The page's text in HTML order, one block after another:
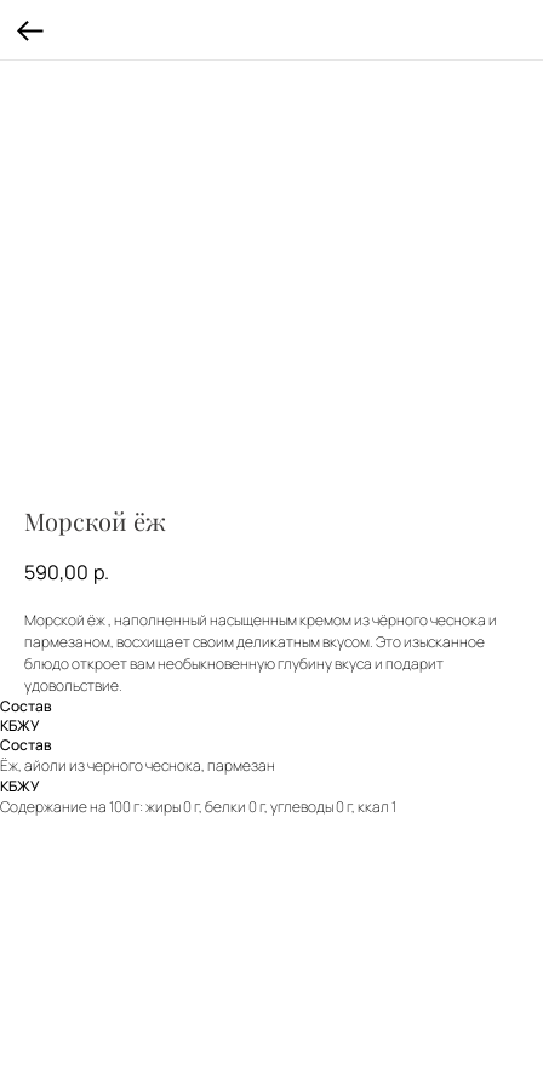
Морской ёж
590,00 р.
Морской ёж , наполненный насыщенным кремом из чёрного чеснока и
пармезаном, восхищает своим деликатным вкусом. Это изысканное
блюдо откроет вам необыкновенную глубину вкуса и подарит
удовольствие.
Состав
КБЖУ
Состав
Ëж, айоли из черного чеснока, пармезан
КБЖУ
Содержание на 100 г: жиры 0 г, белки 0 г, углеводы 0 г, ккал 1